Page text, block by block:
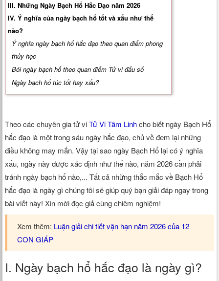
Xem tuổi
Xem bói
Tướng số
III. Những Ngày Bạch Hổ Hắc Đạo năm 2026
IV. Ý nghĩa của ngày bạch hổ tốt và xấu như thế
nào?
Ý nghĩa ngày bạch hổ hắc đạo theo quan điểm phong
thủy học
Bói ngày bạch hổ theo quan điểm Tử vi đẩu số
Ngày bạch hổ túc tốt hay xấu?
Theo các chuyên gia tử viTử Vi Tâm Linhcho biết ngày Bạch Hổ
hắc đạo là một trong sáu ngày hắc đạo, chủ về đem lại những
điều không may mắn. Vậy tại sao ngày Bạch Hổ lại có ý nghĩa
xấu, ngày này được xác định như thế nào, năm 2026 cần phải
tránh ngày bạch hổ nào,... Tất cả những thắc mắc về Bạch Hổ
hắc đạo là ngày gì chúng tôi sẽ giúp quý bạn giải đáp ngay trong
bài viết này! Xin mời đọc giả cùng chiêm nghiệm!
Xem thêm: Luận giải chi tiết vận hạn năm 2026 của 12
CON GIÁP
I. Ngày bạch hổ hắc đạo là ngày gì?